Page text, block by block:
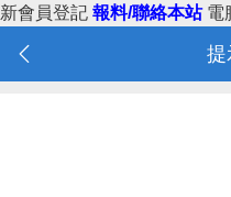
新會員登記 報料/聯絡本站 電
提